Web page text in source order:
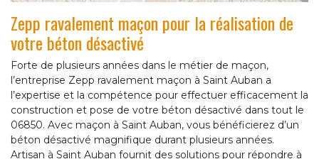
Zepp ravalement maçon pour la réalisation de
votre béton désactivé
Forte de plusieurs années dans le métier de maçon,
l’entreprise Zepp ravalement maçon à Saint Auban a
l’expertise et la compétence pour effectuer efficacement la
construction et pose de votre béton désactivé dans tout le
06850. Avec maçon à Saint Auban, vous bénéficierez d’un
béton désactivé magnifique durant plusieurs années.
Artisan à Saint Auban fournit des solutions pour répondre à